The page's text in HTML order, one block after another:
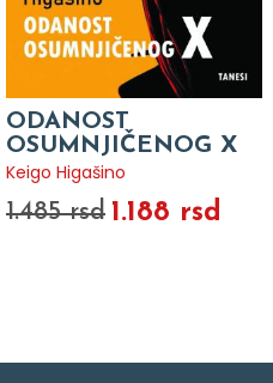
ODANOST
OSUMNJIČENOG X
Keigo Higašino
1.485 rsd 1.188 rsd